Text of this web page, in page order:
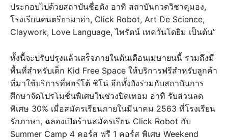
ประกอบไปด้วยสถาบันชื่อดัง อาทิ สถาบันกวดวิชาคุมอง,
โรงเรียนดนตรียามาฮ่า, Click Robot, Art De Science,
Claywork, Love Language, ไพรัตน์ เทควันโดยิม เป็นต้น”
ทั้งนี้จะปรับปรุงแล้วเสร็จภายในต้นเดือนเมษายนนี้ รวมถึงมี
พื้นที่สำหรับเด็ก Kid Free Space ให้บริการฟรีสำหรับลูกค้า
ที่มาใช้บริการที่พอร์โต้ ชิโน่ อีกทั้งยังร่วมกับสถาบันการ
ศึกษาจัดโปรโมชั่นพิเศษในช่วงปิดเทอม อาทิ รับส่วนลด
พิเศษ 30% เมื่อสมัครเรียนภายในมีนาคม 2563 ที่โรงเรียน
รักภาษา, ฉลองเปิดร้านสมัครเรียน Click Robot กับ
Summer Camp 4 คอร์ส ฟรี 1 คอร์ส พิเศษ Weekend